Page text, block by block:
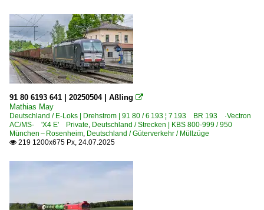
91 80 6193 641 | 20250504 | Aßling 
Mathias May
Deutschland / E-Loks | Drehstrom | 91 80 / 6 193 ¦ 7 193 BR 193 ·Vectron
AC/MS· 'X4 E' Private, Deutschland / Strecken | KBS 800-999 / 950
München – Rosenheim, Deutschland / Güterverkehr / Müllzüge
 219 1200x675 Px, 24.07.2025